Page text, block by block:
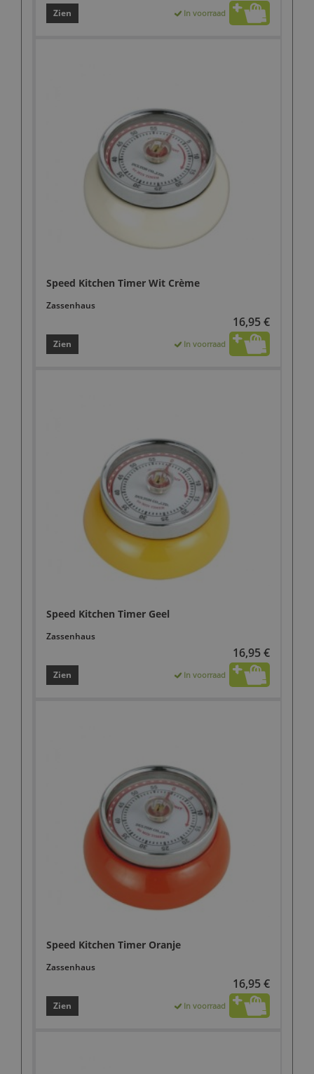
Zien In voorraad
Speed Kitchen Timer Wit Crème
Zassenhaus
16,95 €
Zien In voorraad
Speed Kitchen Timer Geel
Zassenhaus
16,95 €
Zien In voorraad
Speed Kitchen Timer Oranje
Zassenhaus
16,95 €
Zien In voorraad